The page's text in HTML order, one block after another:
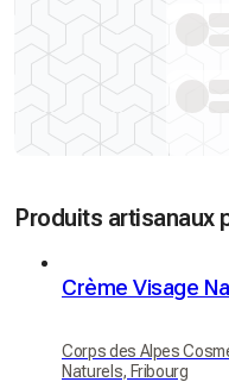
Produits artisanaux
Corps des Alpes
Naturels, Fribourg